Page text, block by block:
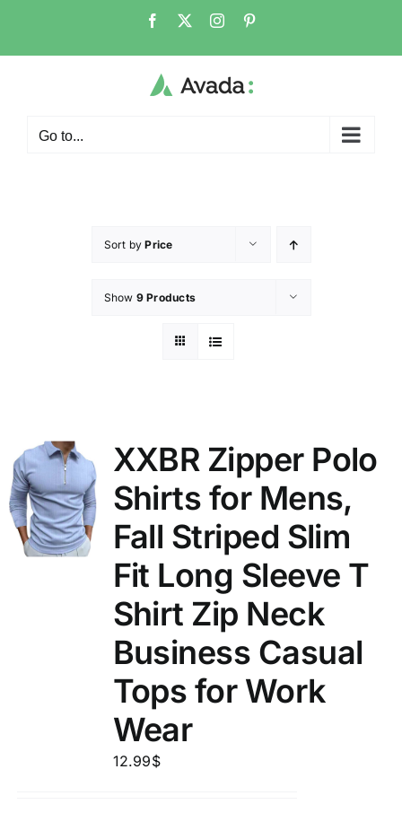
Go to...
Sort byPrice
Show 9 Products
XXBR Zipper Polo
Shirts for Mens,
Fall Striped Slim
Fit Long Sleeve T
Shirt Zip Neck
Business Casual
Tops for Work
Wear
12.99$